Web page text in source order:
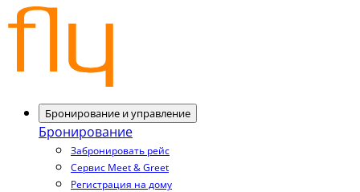
Бронирование и управление
Бронирование
Забронировать рейс
Сервис Meet & Greet
Регистрация на дому